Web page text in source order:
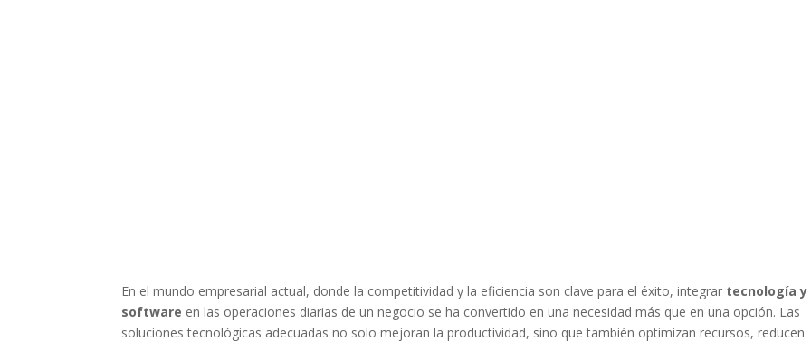
En el mundo empresarial actual, donde la competitividad y la eficiencia son clave para el éxito, integrar tecnología y
software en las operaciones diarias de un negocio se ha convertido en una necesidad más que en una opción. Las
soluciones tecnológicas adecuadas no solo mejoran la productividad, sino que también optimizan recursos, reducen